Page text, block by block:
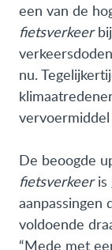
een van de
fietsverkeerbij
nu.
vervoermiddel
De beoogde
fietsverkeeris
aanpassingen
voldoende
“Mede met